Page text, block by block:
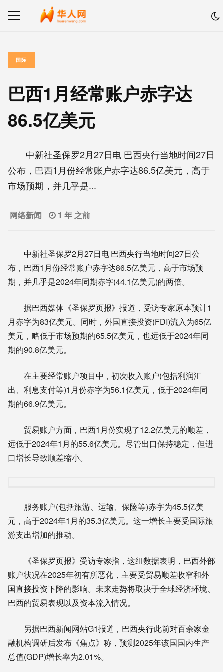
国际
巴西1月经常账户赤字达
86.5亿美元
中新社圣保罗2月27日电 巴西央行当地时间27日
公布，巴西1月份经常账户赤字达86.5亿美元，高于
市场预期，并几乎是...
网络新闻 1 年 之前
中新社圣保罗2月27日电 巴西央行当地时间27日公
布，巴西1月份经常账户赤字达86.5亿美元，高于市场预
期，并几乎是2024年同期赤字(44.1亿美元)的两倍。
据巴西媒体《圣保罗页报》报道，受访专家原本预计1
月赤字为83亿美元。同时，外国直接投资(FDI)流入为65亿
美元，略低于市场预期的65.5亿美元，也远低于2024年同
期的90.8亿美元。
在主要经常账户项目中，初次收入账户(包括利润汇
出、利息支付等)1月份赤字为56.1亿美元，低于2024年同
期的66.9亿美元。
贸易账户方面，巴西1月份实现了12.2亿美元的顺差，
远低于2024年1月的55.6亿美元。尽管出口保持稳定，但进
口增长导致顺差缩小。
服务账户(包括旅游、运输、保险等)赤字为45.5亿美
元，高于2024年1月的35.3亿美元。这一增长主要受国际旅
游支出增加的推动。
《圣保罗页报》受访专家指，这组数据表明，巴西外部
账户状况在2025年初有所恶化，主要受贸易顺差收窄和外
国直接投资下降的影响。未来走势将取决于全球经济环境、
巴西的贸易表现以及资本流入情况。
另据巴西新闻网站G1报道，巴西央行此前对百余家金
融机构调研后发布《焦点》称，预测2025年该国国内生产
总值(GDP)增长率为2.01%。